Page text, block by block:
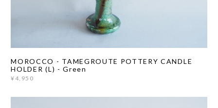
MOROCCO - TAMEGROUTE POTTERY CANDLE
HOLDER (L) - Green
¥4,950